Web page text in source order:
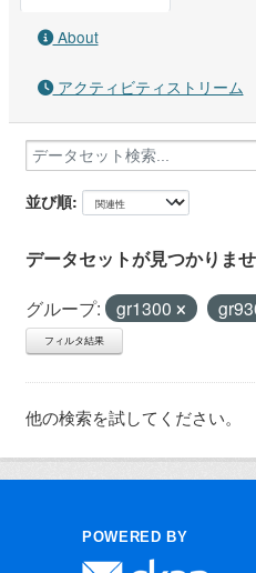
About
アクティビティストリーム
並び順
データセットが見つかりま
グループ: gr1300
フィルタ結果
他の検索を試してください。
POWERED BY